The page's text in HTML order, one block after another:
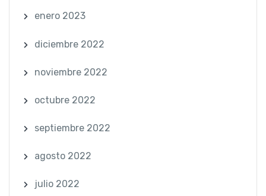
enero 2023
diciembre 2022
noviembre 2022
octubre 2022
septiembre 2022
agosto 2022
julio 2022